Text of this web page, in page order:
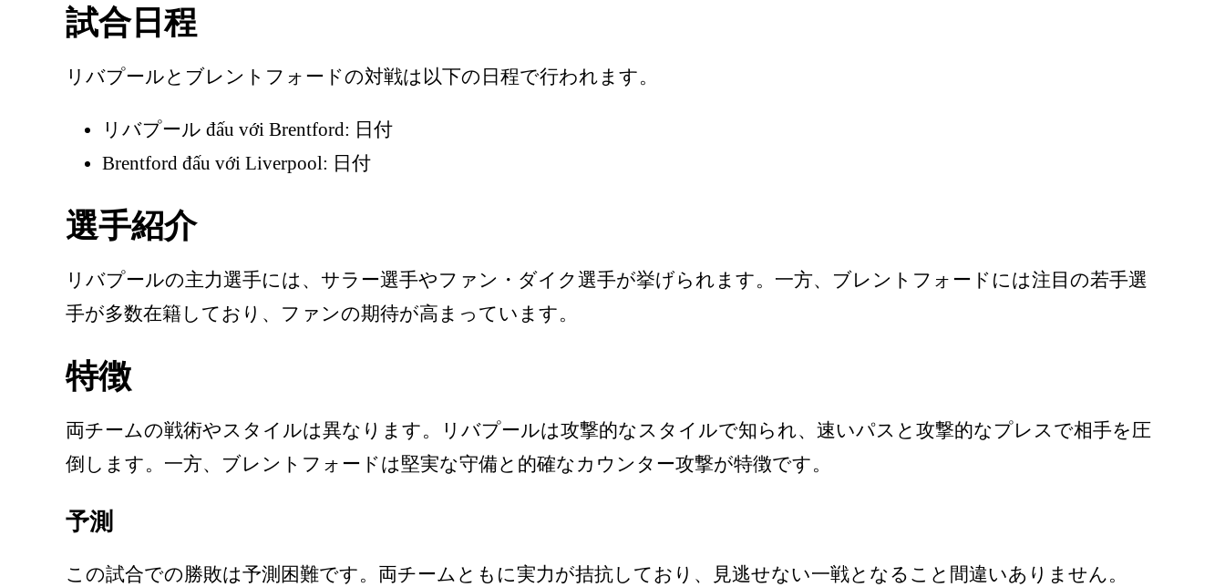
試合日程
リバプールとブレントフォードの対戦は以下の日程で行われます。
リバプール đấu với Brentford: 日付
Brentford đấu với Liverpool: 日付
選手紹介
リバプールの主力選手には、サラー選手やファン・ダイク選手が挙げられます。一方、ブレントフォードには注目の若手選
手が多数在籍しており、ファンの期待が高まっています。
特徴
両チームの戦術やスタイルは異なります。リバプールは攻撃的なスタイルで知られ、速いパスと攻撃的なプレスで相手を圧
倒します。一方、ブレントフォードは堅実な守備と的確なカウンター攻撃が特徴です。
予測
この試合での勝敗は予測困難です。両チームともに実力が拮抗しており、見逃せない一戦となること間違いありません。